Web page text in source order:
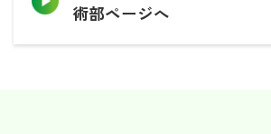
術部ページへ